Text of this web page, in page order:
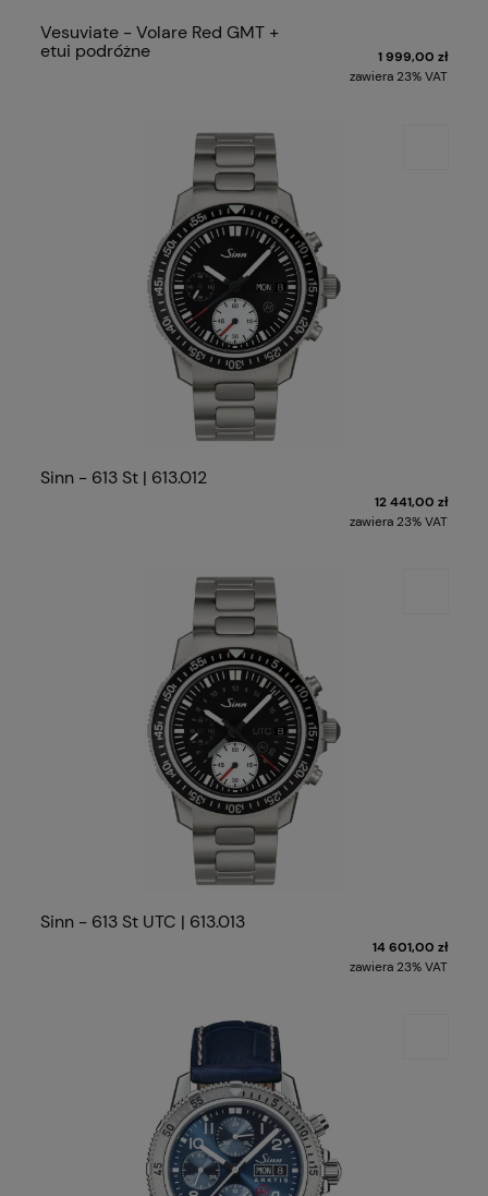
Vesuviate - Volare Red GMT +
etui podróżne
1 999,00 zł
zawiera 23% VAT
Sinn - 613 St | 613.012
12 441,00 zł
zawiera 23% VAT
Sinn - 613 St UTC | 613.013
14 601,00 zł
zawiera 23% VAT